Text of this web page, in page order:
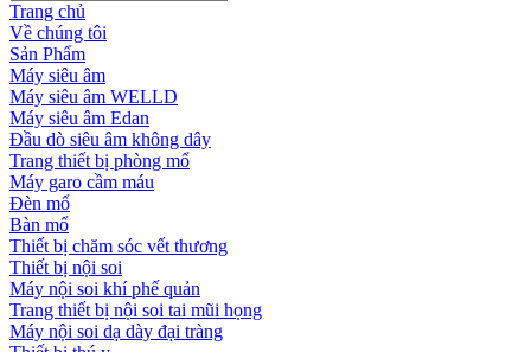
Trang chủ
Về chúng tôi
Sản Phẩm
Máy siêu âm
Máy siêu âm WELLD
Máy siêu âm Edan
Đầu dò siêu âm không dây
Trang thiết bị phòng mổ
Máy garo cầm máu
Đèn mổ
Bàn mổ
Thiết bị chăm sóc vết thương
Thiết bị nội soi
Máy nội soi khí phế quản
Trang thiết bị nội soi tai mũi họng
Máy nội soi dạ dày đại tràng